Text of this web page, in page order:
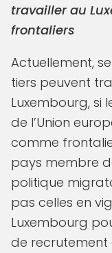
travailler au
frontaliers
Actuellement,
tiers peuvent
Luxembourg, si
de l’Union
comme
pays membre
politique
pas celles en
Luxembourg
de recrutement